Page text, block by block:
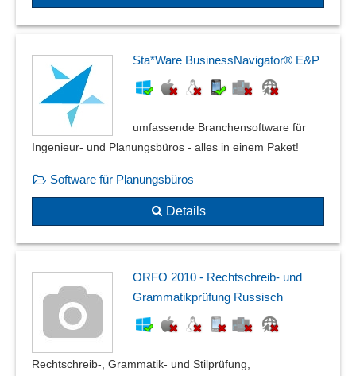
Sta*Ware BusinessNavigator® E&P
umfassende Branchensoftware für
Ingenieur- und Planungsbüros - alles in einem Paket!
Software für Planungsbüros
Details
ORFO 2010 - Rechtschreib- und
Grammatikprüfung Russisch
Rechtschreib-, Grammatik- und Stilprüfung,